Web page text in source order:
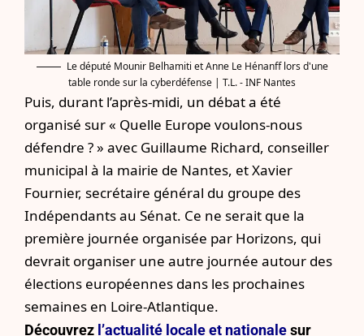
Le député Mounir Belhamiti et Anne Le Hénanff lors d'une
table ronde sur la cyberdéfense | T.L. - INF Nantes
Puis, durant l’après-midi, un débat a été
organisé sur « Quelle Europe voulons-nous
défendre ? » avec Guillaume Richard, conseiller
municipal à la mairie de Nantes, et Xavier
Fournier, secrétaire général du groupe des
Indépendants au Sénat. Ce ne serait que la
première journée organisée par Horizons, qui
devrait organiser une autre journée autour des
élections européennes dans les prochaines
semaines en Loire-Atlantique.
Découvrez l’actualité locale et nationalesur